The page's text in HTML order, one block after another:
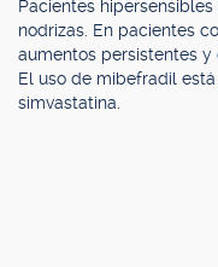
Pacientes
nodrizas. En pacientes
aumentos persistentes y
El uso de mibefradil
simvastatina.